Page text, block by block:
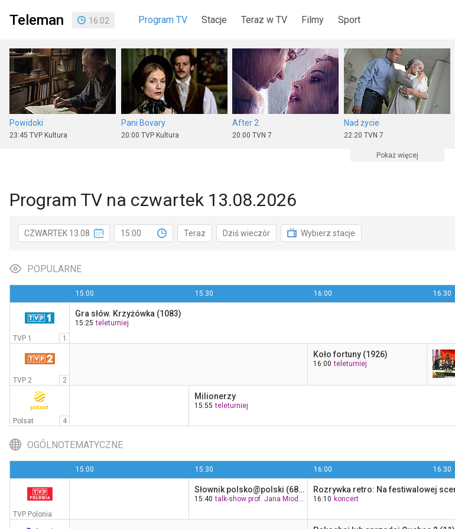
Teleman 16:02 Program TV Stacje Teraz w TV Filmy Sport
Powidoki
23:45 TVP Kultura
Pani Bovary
20:00 TVP Kultura
After 2
20:00 TVN 7
Nad życie
22:20 TVN 7
Agent
20:10ale kino+
W jak morderstwo
22:45Polsat
Puls Kabaret
20:00TV Puls
Brunet wieczorową porą
20:00
Nikita
23:50 Polsat Film
Pokaż więcej
Program TV na czwartek 13.08.2026
CZWARTEK 13.08 15:00 Teraz Dziś wieczór Wybierz stacje
POPULARNE
15:00 15:30 16:00 16:30
TVP 1 1
Gra słów. Krzyżówka (1083)
15:25 teleturniej
TVP 2 2
Koło fortuny (1926)
16:00 teleturniej
Polsat 4
Milionerzy
15:55 teleturniej
OGÓLNOTEMATYCZNE
15:00 15:30 16:00 16:30
TVP Polonia
Słownik polsko@polski (689)
15:40 talk-show prof. Jana Miodka 16:10 koncert